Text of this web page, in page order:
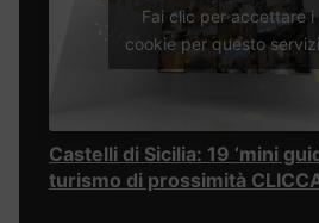
Fai clic per accettare i
cookie per questo
Castelli di Sicilia: 19 ‘mini
turismo di prossimità